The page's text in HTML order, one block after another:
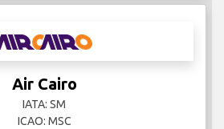
Air Cairo
IATA: SM
ICAO: MSC